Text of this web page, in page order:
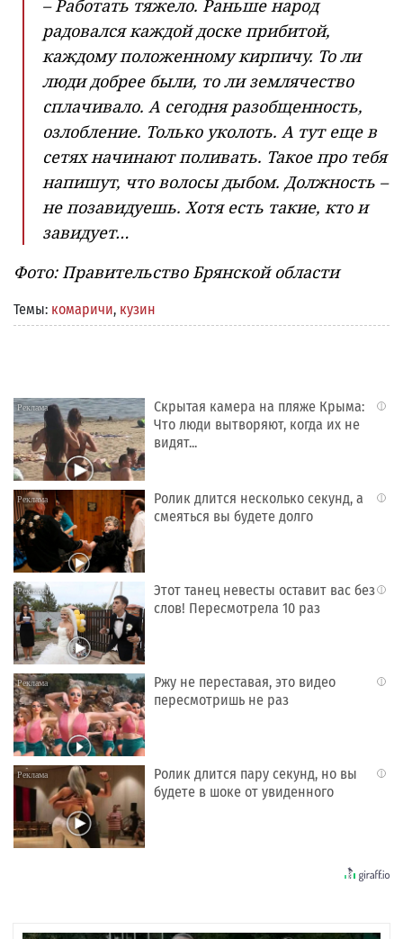
– Работать тяжело. Раньше народ
радовался каждой доске прибитой,
каждому положенному кирпичу. То ли
люди добрее были, то ли землячество
сплачивало. А сегодня разобщенность,
озлобление. Только уколоть. А тут еще в
сетях начинают поливать. Такое про тебя
напишут, что волосы дыбом. Должность –
не позавидуешь. Хотя есть такие, кто и
завидует…
Фото: Правительство Брянской области
Темы: комаричи, кузин
i
Скрытая камера на пляже Крыма:
Что люди вытворяют, когда их не
видят...
i
Ролик длится несколько секунд, а
смеяться вы будете долго
i
Этот танец невесты оставит вас без
слов! Пересмотрела 10 раз
i
Ржу не переставая, это видео
пересмотришь не раз
i
Ролик длится пару секунд, но вы
будете в шоке от увиденного